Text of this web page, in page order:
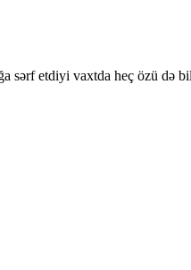
etdiyi vaxtda heç özü də